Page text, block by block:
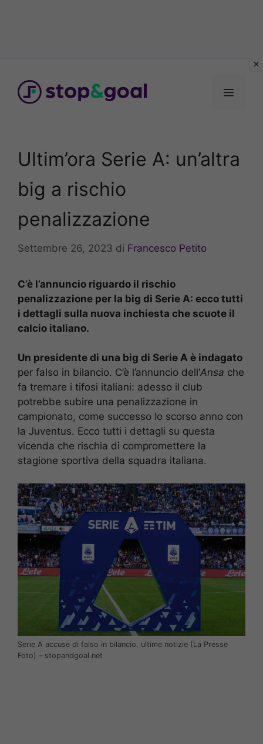
contenuto
Menu
Ultim’ora Serie A: un’altra
big a rischio
penalizzazione
Settembre 26, 2023 di Francesco Petito
C’è l’annuncio riguardo il rischio
penalizzazione per la big di Serie A: ecco tutti
i dettagli sulla nuova inchiesta che scuote il
calcio italiano.
Un presidente di una big di Serie A è indagato
per falso in bilancio. C’è l’annuncio dell’Ansa che
fa tremare i tifosi italiani: adesso il club
potrebbe subire una penalizzazione in
campionato, come successo lo scorso anno con
la Juventus. Ecco tutti i dettagli su questa
vicenda che rischia di compromettere la
stagione sportiva della squadra italiana.
Serie A accuse di falso in bilancio, ultime notizie (La Presse
Foto) – stopandgoal.net